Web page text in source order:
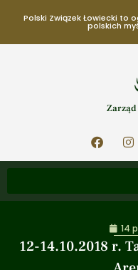
Polski Związek Łowiecki to
polskich
Zarząd
12-14.10.2018 r.
14